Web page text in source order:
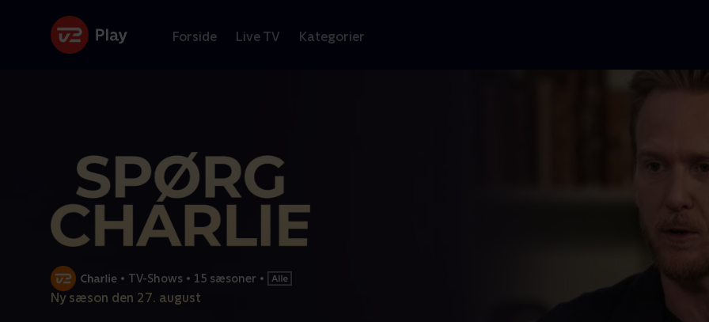
Forside Live TV Kategorier
• TV-Shows • 15 sæsoner •
Ny sæson den 27. august